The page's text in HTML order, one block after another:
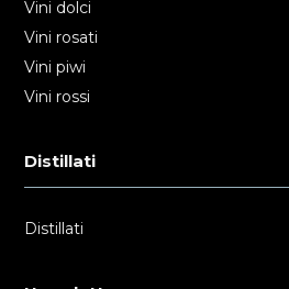
Vini dolci
Vini rosati
Vini piwi
Vini rossi
Distillati
Distillati